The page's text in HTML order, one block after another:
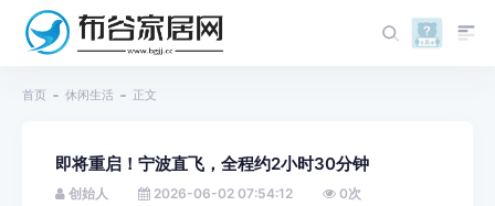
首页 休闲生活 正文
即将重启！宁波直飞，全程约2小时30分钟
创始人 2026-06-02 07:54:12 0次